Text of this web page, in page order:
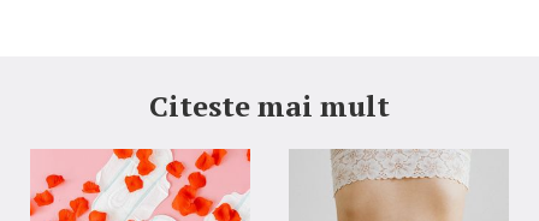
Citeste mai mult